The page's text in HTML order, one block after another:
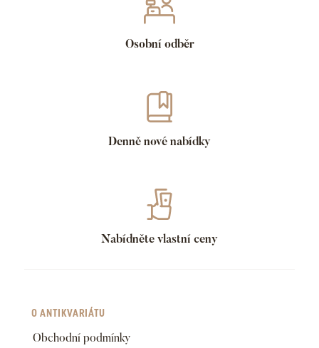
Osobní odběr
Denně nové nabídky
Nabídněte vlastní ceny
O ANTIKVARIÁTU
Obchodní podmínky